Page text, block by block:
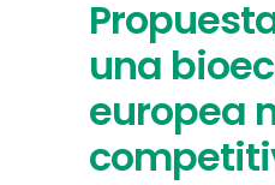
una
europea